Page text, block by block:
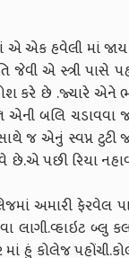
એક હવેલી માં જાય
જેવી એ સ્ત્રી પાસે
કરે છે .જ્યારે
એની બલિ ચડાવવા
જ એનું સ્વપ્ન ટુટી
પછી રિયા
ફેરવેલ
બ્લુ
હું કોલેજ